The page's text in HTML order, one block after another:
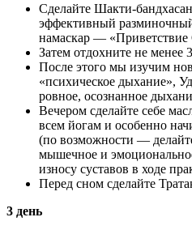
Сделайте Шакти-
эффективный
намаскар — «Приветствие
Затем отдохните не менее
После этого мы изучим
«психическое дыхание»,
ровное, осознанное
Вечером сделайте себе
всем йогам и особенно
(по возможности —
мышечное и
износу суставов в ходе
Перед сном сделайте
3 день